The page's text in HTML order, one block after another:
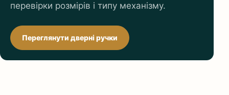
перевірки розмірів і типу механізму.
Переглянути дверні ручки